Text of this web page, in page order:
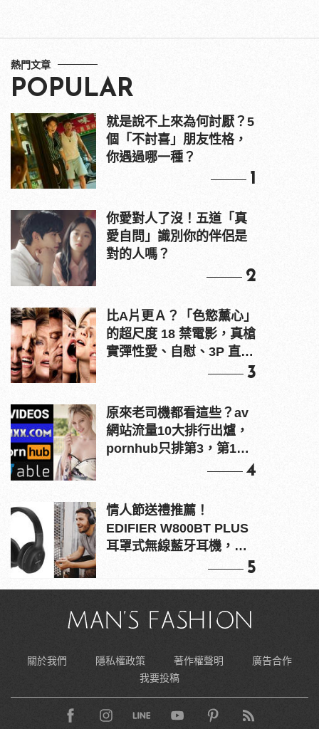
熱門文章
POPULAR
就是說不上來為何討厭？5
個「不討喜」朋友性格，
你遇過哪一種？
1
你愛對人了沒！五道「真
愛自問」識別你的伴侶是
對的人嗎？
2
比A片更Ａ？「色慾薰心」
的超尺度 18 禁電影，真槍
實彈性愛、自慰、3P 直接
3
原來老司機都看這些？av
網站流量10大排行出爐，
pornhub只排第3，第1名
4
情人節送禮推薦！
EDIFIER W800BT PLUS
耳罩式無線藍牙耳機，在
5
關於我們 隱私權政策 著作權聲明
廣告合作
我要投稿